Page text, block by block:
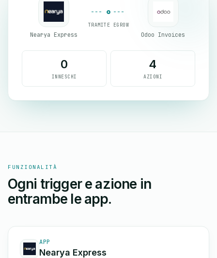
Nearya Express
TRAMITE EGROW
Odoo Invoices
0
INNESCHI
4
AZIONI
FUNZIONALITÀ
Ogni trigger e azione in
entrambe le app.
APP
Nearya Express